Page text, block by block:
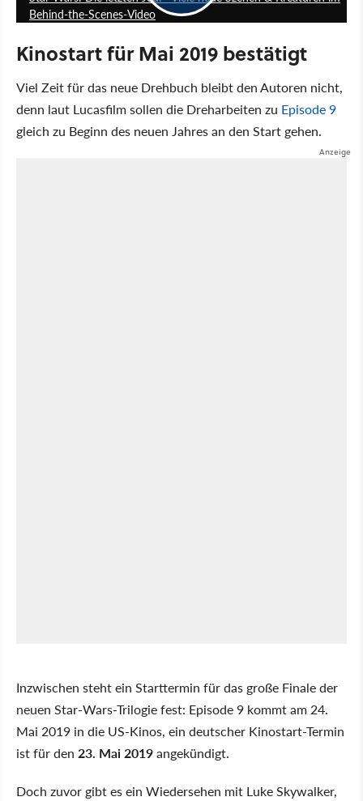
Behind-the-Scenes-Video
Kinostart für Mai 2019 bestätigt
Viel Zeit für das neue Drehbuch bleibt den Autoren nicht,
denn laut Lucasfilm sollen die Dreharbeiten zu Episode 9
gleich zu Beginn des neuen Jahres an den Start gehen.
Inzwischen steht ein Starttermin für das große Finale der
neuen Star-Wars-Trilogie fest: Episode 9 kommt am 24.
Mai 2019 in die US-Kinos, ein deutscher Kinostart-Termin
ist für den 23. Mai 2019angekündigt.
Doch zuvor gibt es ein Wiedersehen mit Luke Skywalker,